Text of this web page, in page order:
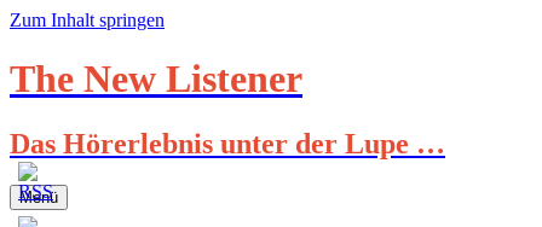
Zum Inhalt springen
The New Listener
Das Hörerlebnis unter der Lupe …
Menü